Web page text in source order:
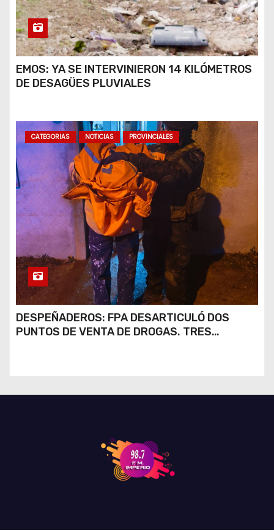
EMOS: YA SE INTERVINIERON 14 KILÓMETROS
DE DESAGÜES PLUVIALES
CATEGORIAS NOTICIAS PROVINCIALES
DESPEÑADEROS: FPA DESARTICULÓ DOS
PUNTOS DE VENTA DE DROGAS. TRES